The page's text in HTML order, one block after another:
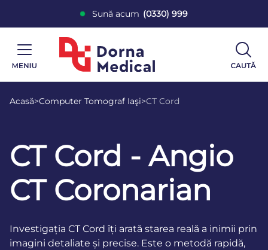
Sună acum (0330) 999
Acasă>Computer Tomograf Iaşi>CT Cord
CT Cord - Angio
CT Coronarian
Investigația CT Cord îți arată starea reală a inimii prin
imagini detaliate și precise. Este o metodă rapidă,